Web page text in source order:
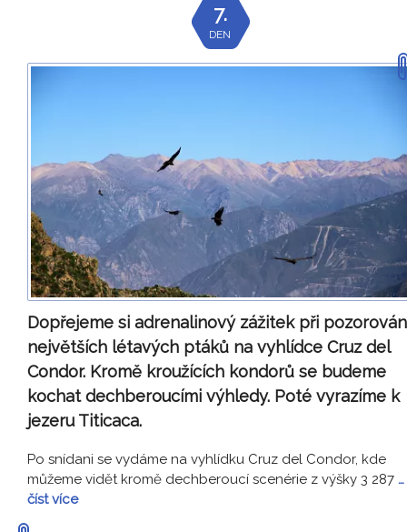
7.
DEN
Dopřejeme si adrenalinový zážitek při
největších létavých ptáků na vyhlídce Cruz del
Condor. Kromě kroužících kondorů se budeme
kochat dechberoucími výhledy. Poté vyrazíme k
jezeru Titicaca.
Po snídani se vydáme na vyhlídku Cruz del Condor, kde
můžeme vidět kromě dechberoucí scenérie z výšky 3 287 …
číst více